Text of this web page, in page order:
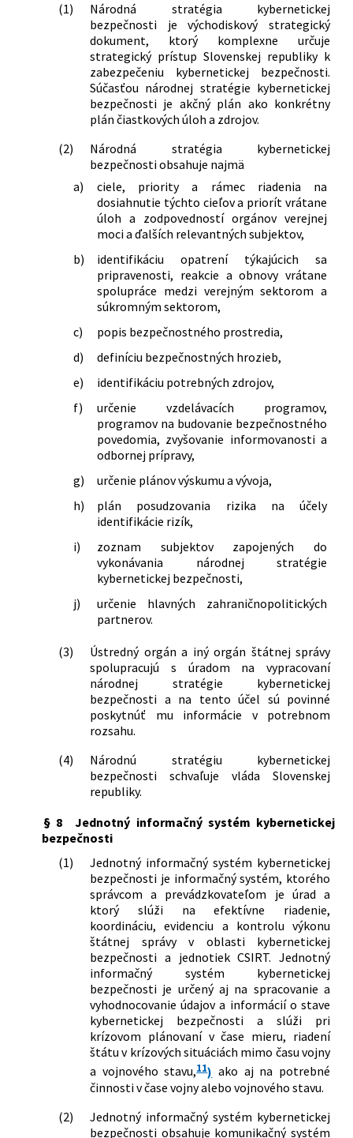
(1)
Národná stratégia kybernetickej
bezpečnosti je východiskový strategický
dokument, ktorý komplexne určuje
strategický prístup Slovenskej republiky k
zabezpečeniu kybernetickej bezpečnosti.
Súčasťou národnej stratégie kybernetickej
bezpečnosti je akčný plán ako konkrétny
plán čiastkových úloh a zdrojov.
(2)
Národná stratégia kybernetickej
bezpečnosti obsahuje najmä
a)
ciele, priority a rámec riadenia na
dosiahnutie týchto cieľov a priorít vrátane
úloh a zodpovedností orgánov verejnej
moci a ďalších relevantných subjektov,
b)
identifikáciu opatrení týkajúcich sa
pripravenosti, reakcie a obnovy vrátane
spolupráce medzi verejným sektorom a
súkromným sektorom,
c)
popis bezpečnostného prostredia,
d)
definíciu bezpečnostných hrozieb,
e)
identifikáciu potrebných zdrojov,
f)
určenie vzdelávacích programov,
programov na budovanie bezpečnostného
povedomia, zvyšovanie informovanosti a
odbornej prípravy,
g)
určenie plánov výskumu a vývoja,
h)
plán posudzovania rizika na účely
identifikácie rizík,
i)
zoznam subjektov zapojených do
vykonávania národnej stratégie
kybernetickej bezpečnosti,
j)
určenie hlavných zahraničnopolitických
partnerov.
(3)
Ústredný orgán a iný orgán štátnej správy
spolupracujú s úradom na vypracovaní
národnej stratégie kybernetickej
bezpečnosti a na tento účel sú povinné
poskytnúť mu informácie v potrebnom
rozsahu.
(4)
Národnú stratégiu kybernetickej
bezpečnosti schvaľuje vláda Slovenskej
republiky.
§ 8
Jednotný informačný systém kybernetickej
bezpečnosti
(1)
Jednotný informačný systém kybernetickej
bezpečnosti je informačný systém, ktorého
správcom a prevádzkovateľom je úrad a
ktorý slúži na efektívne riadenie,
koordináciu, evidenciu a kontrolu výkonu
štátnej správy v oblasti kybernetickej
bezpečnosti a jednotiek CSIRT. Jednotný
informačný systém kybernetickej
bezpečnosti je určený aj na spracovanie a
vyhodnocovanie údajov a informácií o stave
kybernetickej bezpečnosti a slúži pri
krízovom plánovaní v čase mieru, riadení
štátu v krízových situáciách mimo času vojny
a vojnového stavu,11) ako aj na potrebné
činnosti v čase vojny alebo vojnového stavu.
(2)
Jednotný informačný systém kybernetickej
bezpečnosti obsahuje komunikačný systém